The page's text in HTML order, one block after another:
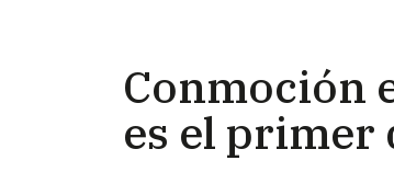
Conmoción
es el primer